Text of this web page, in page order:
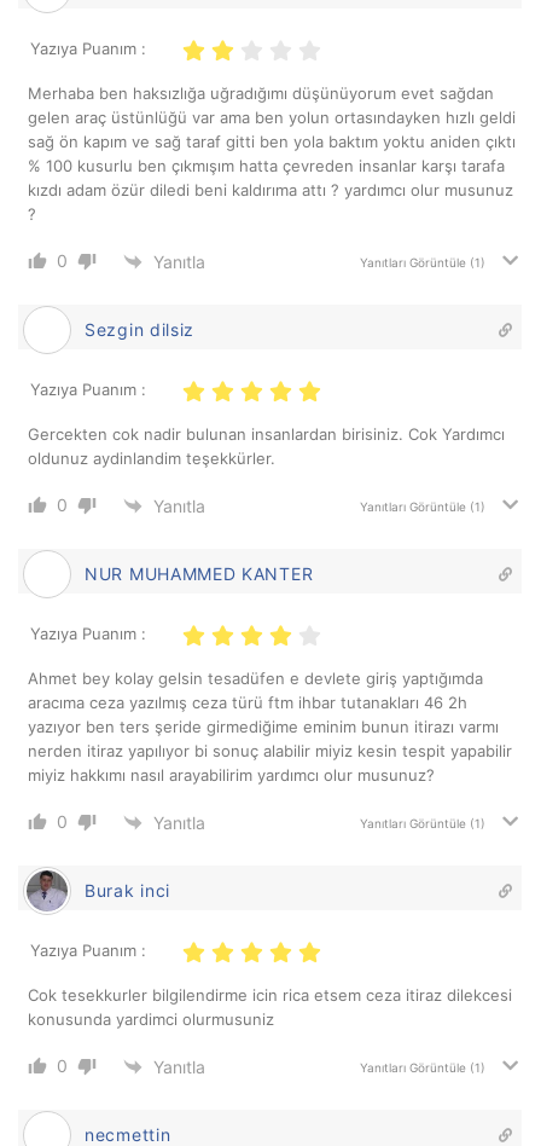
Yazıya Puanım :
Merhaba ben haksızlığa uğradığımı düşünüyorum evet sağdan
gelen araç üstünlüğü var ama ben yolun ortasındayken hızlı geldi
sağ ön kapım ve sağ taraf gitti ben yola baktım yoktu aniden çıktı
% 100 kusurlu ben çıkmışım hatta çevreden insanlar karşı tarafa
kızdı adam özür diledi beni kaldırıma attı ? yardımcı olur musunuz
?
0 Yanıtla Yanıtları Görüntüle (1)
Sezgin dilsiz
Yazıya Puanım :
Gercekten cok nadir bulunan insanlardan birisiniz. Cok Yardımcı
oldunuz aydinlandim teşekkürler.
0 Yanıtla Yanıtları Görüntüle (1)
NUR MUHAMMED KANTER
Yazıya Puanım :
Ahmet bey kolay gelsin tesadüfen e devlete giriş yaptığımda
aracıma ceza yazılmış ceza türü ftm ihbar tutanakları 46 2h
yazıyor ben ters şeride girmediğime eminim bunun itirazı varmı
nerden itiraz yapılıyor bi sonuç alabilir miyiz kesin tespit yapabilir
miyiz hakkımı nasıl arayabilirim yardımcı olur musunuz?
0 Yanıtla Yanıtları Görüntüle (1)
Burak inci
Yazıya Puanım :
Cok tesekkurler bilgilendirme icin rica etsem ceza itiraz dilekcesi
konusunda yardimci olurmusuniz
0 Yanıtla Yanıtları Görüntüle (1)
necmettin